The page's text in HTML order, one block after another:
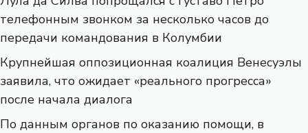
телефонным звонком за несколько часов до
передачи командования в Колумбии
Крупнейшая оппозиционная коалиция Венесуэлы
заявила, что ожидает «реального прогресса»
после начала диалога
По данным органов по оказанию помощи, в